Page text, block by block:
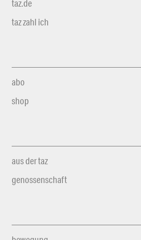
taz.de
taz zahl ich
abo
shop
aus der taz
genossenschaft